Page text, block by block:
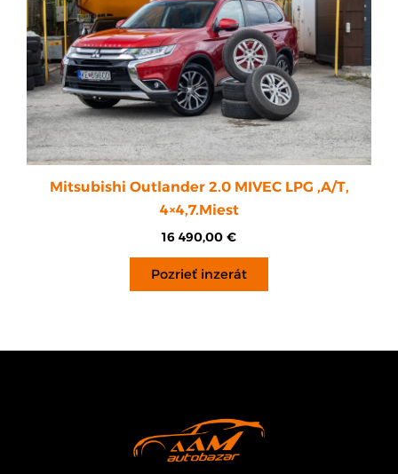
Mitsubishi Outlander 2.0 MIVEC LPG ,A/T,
4×4,7.Miest
16 490,00 €
Pozrieť inzerát